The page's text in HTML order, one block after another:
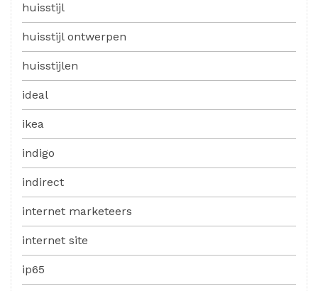
huisstijl
huisstijl ontwerpen
huisstijlen
ideal
ikea
indigo
indirect
internet marketeers
internet site
ip65